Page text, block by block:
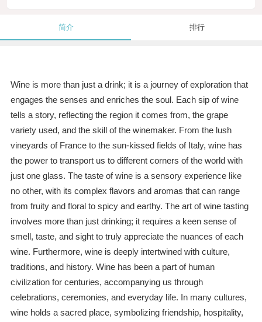
简介 排行
Wine is more than just a drink; it is a journey of exploration that
engages the senses and enriches the soul. Each sip of wine
tells a story, reflecting the region it comes from, the grape
variety used, and the skill of the winemaker. From the lush
vineyards of France to the sun-kissed fields of Italy, wine has
the power to transport us to different corners of the world with
just one glass. The taste of wine is a sensory experience like
no other, with its complex flavors and aromas that can range
from fruity and floral to spicy and earthy. The art of wine tasting
involves more than just drinking; it requires a keen sense of
smell, taste, and sight to truly appreciate the nuances of each
wine. Furthermore, wine is deeply intertwined with culture,
traditions, and history. Wine has been a part of human
civilization for centuries, accompanying us through
celebrations, ceremonies, and everyday life. In many cultures,
wine holds a sacred place, symbolizing friendship, hospitality,